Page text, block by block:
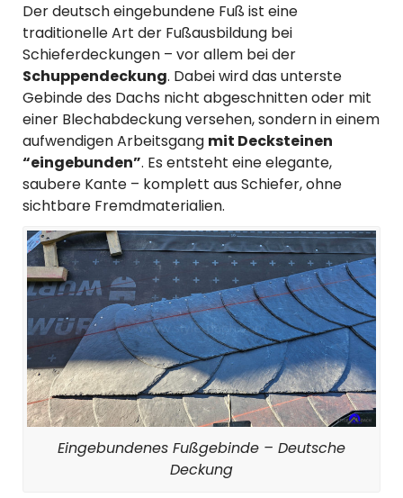
Der deutsch eingebundene Fuß ist eine
traditionelle Art der Fußausbildung bei
Schieferdeckungen – vor allem bei der
Schuppendeckung. Dabei wird das unterste
Gebinde des Dachs nicht abgeschnitten oder mit
einer Blechabdeckung versehen, sondern in einem
aufwendigen Arbeitsgang mit Decksteinen
“eingebunden”. Es entsteht eine elegante,
saubere Kante – komplett aus Schiefer, ohne
sichtbare Fremdmaterialien.
Eingebundenes Fußgebinde – Deutsche
Deckung